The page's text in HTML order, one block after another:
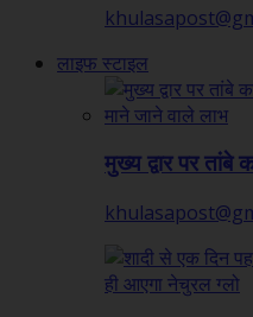
लाइफ स्टाइल
मुख्य द्वार पर तांबे